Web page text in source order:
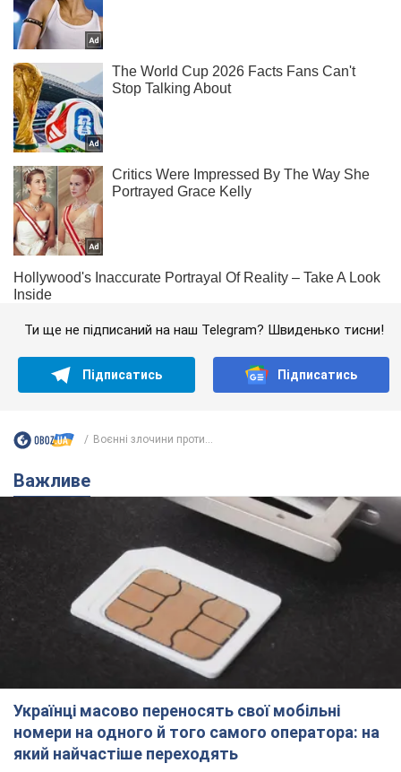
Ти ще не підписаний на наш Telegram? Швиденько тисни!
Підписатись Підписатись
Воєнні злочини проти...
Важливе
Українці масово переносять свої мобільні
номери на одного й того самого оператора: на
який найчастіше переходять